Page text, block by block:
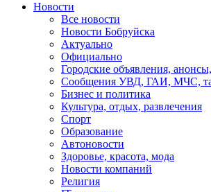
Новости
Все новости
Новости Бобруйска
Актуально
Официально
Городские объявления,
Сообщения УВД, ГАИ, МЧС,
Бизнес и политика
Культура, отдых, развлечения
Спорт
Образование
Автоновости
Здоровье, красота, мода
Новости компаний
Религия